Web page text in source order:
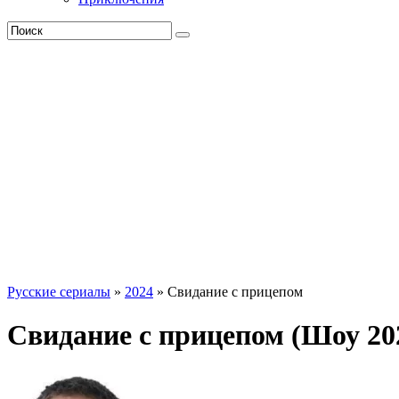
Русские сериалы » 2024 » Свидание с прицепом
Свидание с прицепом (Шоу